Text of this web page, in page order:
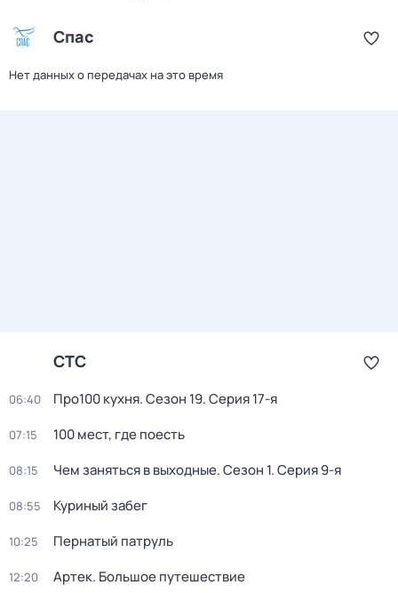
Спас
Нет данных о передачах на это время
СТС
06:40 Про100 кухня. Сезон 19. Серия 17-я
07:15 100 мест, где поесть
08:15 Чем заняться в выходные. Сезон 1. Серия 9-я
08:55 Куриный забег
10:25 Пернатый патруль
12:20 Артек. Большое путешествие